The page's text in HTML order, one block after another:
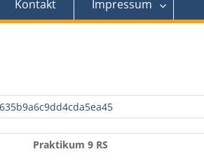
Kontakt Impressum
Praktikum 9 RS